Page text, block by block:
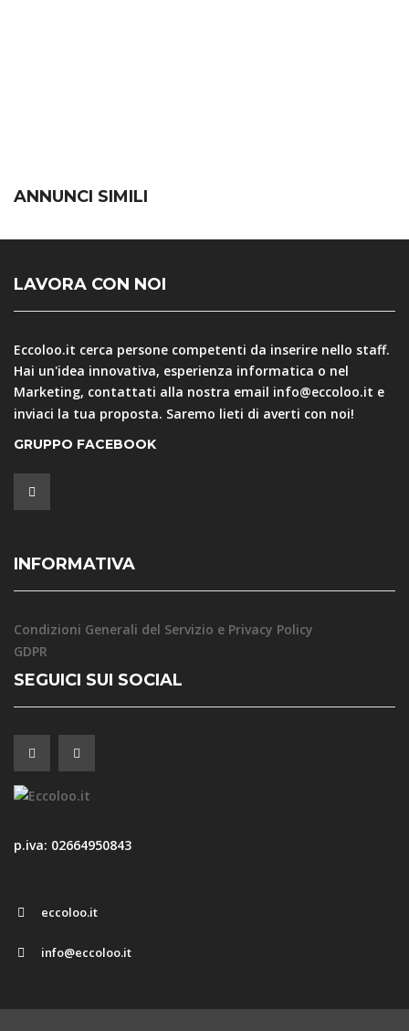
ANNUNCI SIMILI
LAVORA CON NOI
Eccoloo.it cerca persone competenti da inserire nello staff.
Hai un'idea innovativa, esperienza informatica o nel
Marketing, contattati alla nostra email info@eccoloo.it e
inviaci la tua proposta. Saremo lieti di averti con noi!
GRUPPO FACEBOOK
INFORMATIVA
Condizioni Generali del Servizio e Privacy Policy
GDPR
SEGUICI SUI SOCIAL
p.iva: 02664950843
eccoloo.it
info@eccoloo.it